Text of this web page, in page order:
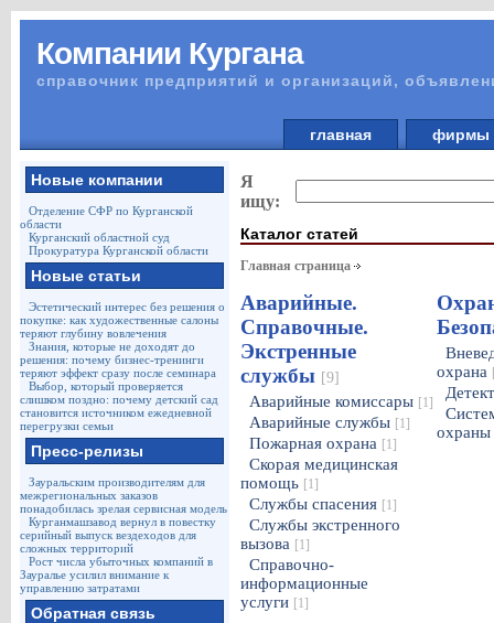
Компании Кургана
справочник предприятий и организаций,
главная
Новые компании
Отделение СФР по Курганской
области
Курганский областной суд
Прокуратура Курганской области
Новые статьи
Эстетический интерес без решения о
покупке: как художественные салоны
теряют глубину вовлечения
Знания, которые не доходят до
решения: почему бизнес-тренинги
теряют эффект сразу после семинара
Выбор, который проверяется
слишком поздно: почему детский сад
становится источником ежедневной
перегрузки семьи
Пресс-релизы
Зауральским производителям для
межрегиональных заказов
понадобилась зрелая сервисная модель
Курганмашзавод вернул в повестку
серийный выпуск вездеходов для
сложных территорий
Рост числа убыточных компаний в
Зауралье усилил внимание к
управлению затратами
Обратная связь
Я
ищу:
Каталог статей
Главная страница
Аварийные.
Справочные.
Экстренные
службы [9]
Аварийные комиссары [1]
Аварийные службы [1]
Пожарная охрана [1]
Скорая медицинская
помощь [1]
Службы спасения [1]
Службы экстренного
вызова [1]
Справочно-
информационные
услуги [1]
охрана
охраны